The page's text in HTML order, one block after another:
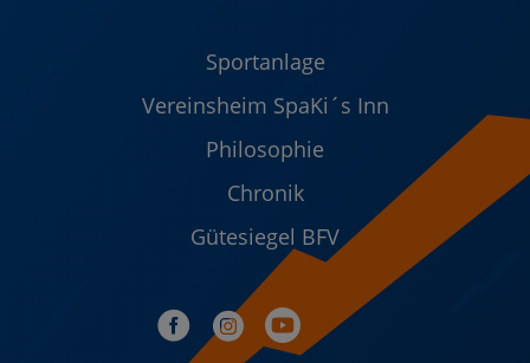
Sportanlage
Vereinsheim SpaKi´s Inn
Philosophie
Chronik
Gütesiegel BFV